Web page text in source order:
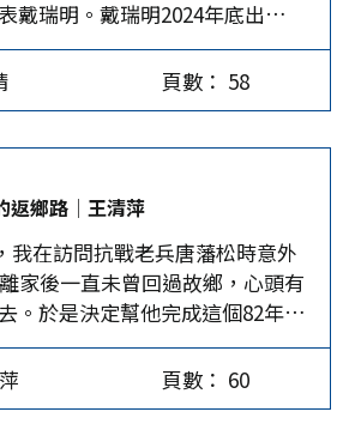
戴瑞明。戴瑞明2024年底出版了
與英國談判通航的秘辛。 1980
漸增，台灣與英國的貿易量超過
台灣赴英留學與旅遊的人數大
進展。 高齡近90的戴瑞明說，
4月同意英航及維金航空載運客
到台北。華航早在1988年即與英
但大陸反對漆有國旗的華航飛倫
長榮也難有著力點。 台英通航
明回憶，英方顧慮1997年香港
台北直航會橫生枝節。他在1991
榮代表和英航談判時，華航主張
頁數： 58
返鄉路│王清萍
我在訪問抗戰老兵唐藩松時意外
家後一直未曾回過故鄉，心頭有
。於是決定幫他完成這個82年的
間裡，辦好所有返鄉手續，踏上
夜「百歲老兵尋根祭祖」行程。
動了湖南瀏陽，包括湖南衛視、
頁數： 60